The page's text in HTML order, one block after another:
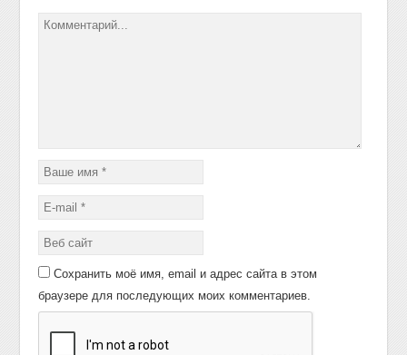
Сохранить моё имя, email и адрес сайта в этом
браузере для последующих моих комментариев.